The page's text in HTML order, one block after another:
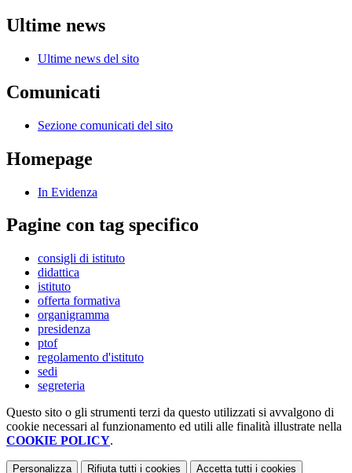
Ultime news
Ultime news del sito
Comunicati
Sezione comunicati del sito
Homepage
In Evidenza
Pagine con tag specifico
consigli di istituto
didattica
istituto
offerta formativa
organigramma
presidenza
ptof
regolamento d'istituto
sedi
segreteria
Questo sito o gli strumenti terzi da questo utilizzati si avvalgono di
cookie necessari al funzionamento ed utili alle finalità illustrate nella
COOKIE POLICY.
Personalizza Rifiuta tutti i cookies Accetta tutti i cookies